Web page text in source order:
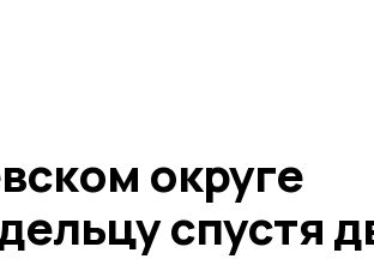
округе
спустя